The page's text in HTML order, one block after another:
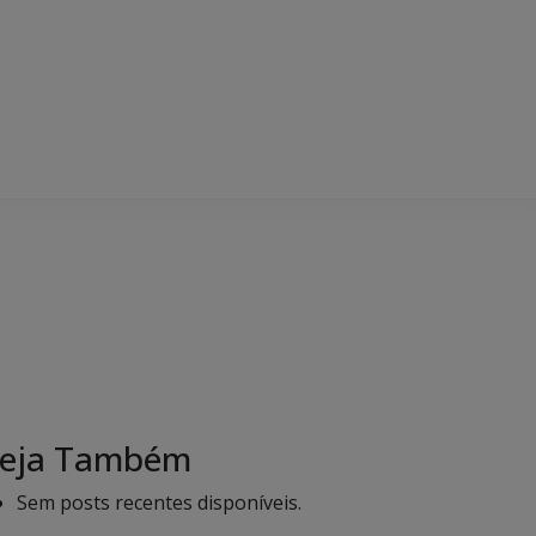
Também
Sem posts recentes disponíveis.